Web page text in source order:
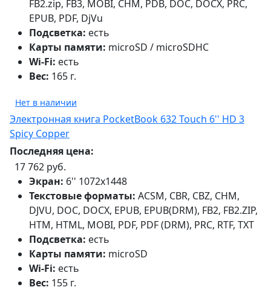
FB2.zip, FB3, MOBI, CHM, PDB, DOC, DOCX, PRC,
EPUB, PDF, DjVu
Подсветка: есть
Карты памяти: microSD / microSDHC
Wi-Fi: есть
Вес: 165 г.
Нет в наличии
Электронная книга PocketBook 632 Touch 6'' HD 3
Spicy Copper
Последняя цена:
17 762 руб.
Экран: 6'' 1072x1448
Текстовые форматы: ACSM, CBR, CBZ, CHM,
DJVU, DOC, DOCX, EPUB, EPUB(DRM), FB2, FB2.ZIP,
HTM, HTML, MOBI, PDF, PDF (DRM), PRC, RTF, TXT
Подсветка: есть
Карты памяти: microSD
Wi-Fi: есть
Вес: 155 г.